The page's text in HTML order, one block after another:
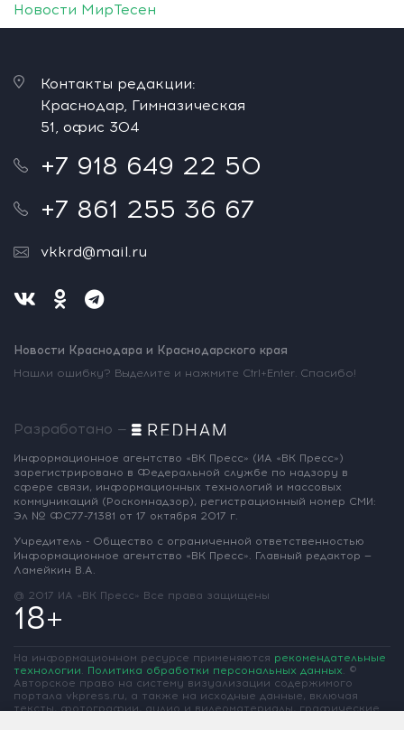
Новости МирТесен
Контакты редакции:
Краснодар, Гимназическая
51, офис 304
+7 918 649 22 50
+7 861 255 36 67
vkkrd@mail.ru
Новости Краснодара и Краснодарского края
Нашли ошибку? Выделите и нажмите Ctrl+Enter. Спасибо!
Разработано —
Информационное агентство «ВК Пресс» (ИА «ВК Пресс»)
зарегистрировано в Федеральной службе по надзору в
сфере связи, информационных технологий и массовых
коммуникаций (Роскомнадзор), регистрационный номер СМИ:
Эл № ФС77-71381 от 17 октября 2017 г.
Учредитель - Общество с ограниченной ответственностью
Информационное агентство «ВК Пресс». Главный редактор —
Ламейкин В.А.
@ 2017 ИА «ВК Пресс» Все права защищены
18+
На информационном ресурсе применяются рекомендательные
технологии. Политика обработки персональных данных. ©
Авторское право на систему визуализации содержимого
портала vkpress.ru, а также на исходные данные, включая
тексты, фотографии, аудио и видеоматериалы, графические